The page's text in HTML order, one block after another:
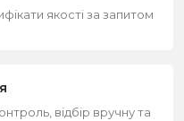
якості за запитом
відбір вручну та